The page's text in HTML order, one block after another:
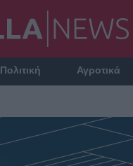
Πολιτική Αγροτικά